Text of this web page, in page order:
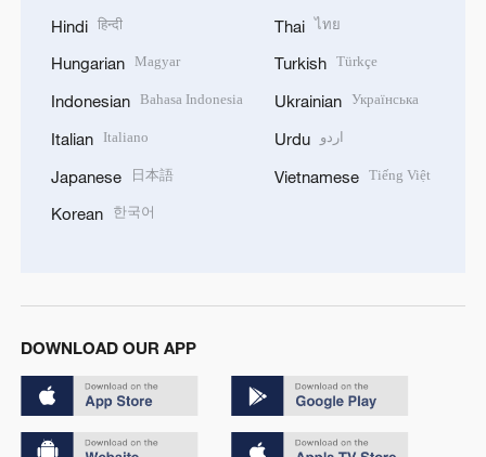
Hindi हिन्दी
Hungarian Magyar
Indonesian Bahasa Indonesia
Italian Italiano
Japanese 日本語
Korean 한국어
Thai ไทย
Turkish Türkçe
Ukrainian Українська
Urdu اردو
Vietnamese Tiếng Việt
DOWNLOAD OUR APP